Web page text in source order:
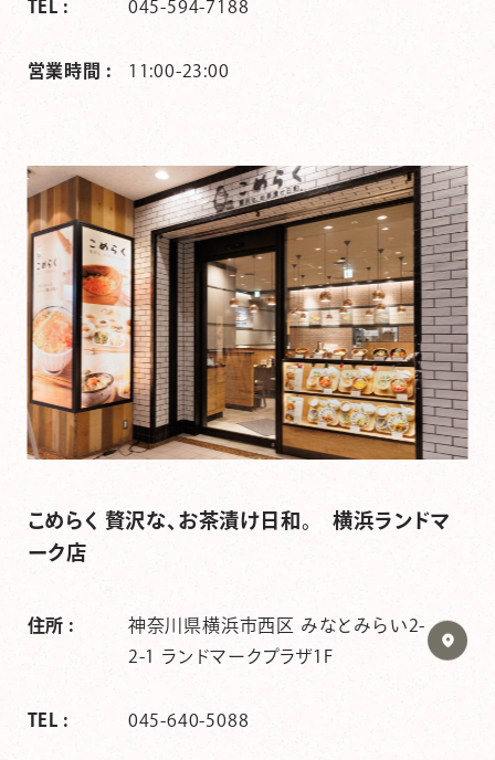
TEL : 045-594-7188
営業時間 : 11:00-23:00
こめらく 贅沢な、お茶漬け日和。 横浜ランドマ
ーク店
住所 :
神奈川県横浜市西区 みなとみらい2-
2-1 ランドマークプラザ1F
TEL : 045-640-5088